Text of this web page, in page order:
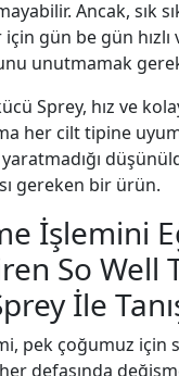
Ancak, sık
gün be gün
unutmamak
Sprey, hız ve
her cilt tipine
yaratmadığı
gereken bir ürün.
İşlemini
So Well
İle
pek çoğumuz için
defasında